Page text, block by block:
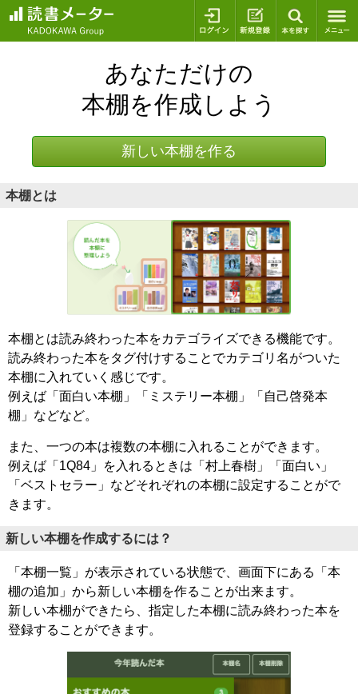
ログイン 新規登録
あなただけの
本棚を作成しよう
新しい本棚を作る
本棚とは
本棚とは読み終わった本をカテゴライズできる機能です。
読み終わった本をタグ付けすることでカテゴリ名がついた
本棚に入れていく感じです。
例えば「面白い本棚」「ミステリー本棚」「自己啓発本
棚」などなど。
また、一つの本は複数の本棚に入れることができます。
例えば「1Q84」を入れるときは「村上春樹」「面白い」
「ベストセラー」などそれぞれの本棚に設定することがで
きます。
新しい本棚を作成するには？
「本棚一覧」が表示されている状態で、画面下にある「本
棚の追加」から新しい本棚を作ることが出来ます。
新しい本棚ができたら、指定した本棚に読み終わった本を
登録することができます。